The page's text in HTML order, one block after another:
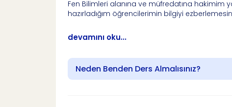
Fen Bilimleri alanına ve müfredatına hakimim
hazırladığım öğrencilerimin bilgiyi
devamını oku...
Neden Benden Ders Almalısınız?